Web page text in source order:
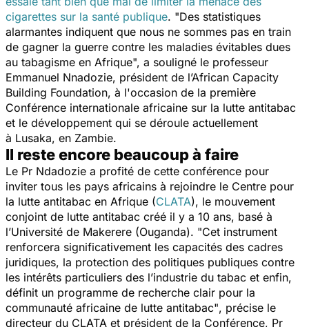
cigarettes sur la santé publique. "Des statistiques
alarmantes indiquent que nous ne sommes pas en train
de gagner la guerre contre les maladies évitables dues
au tabagisme en Afrique", a souligné le professeur
Emmanuel Nnadozie, président de l’African Capacity
Building Foundation, à l'occasion de la première
Conférence internationale africaine sur la lutte antitabac
et le développement qui se déroule actuellement
à Lusaka, en Zambie.
Il reste encore beaucoup à faire
Le Pr Ndadozie a profité de cette conférence pour
inviter tous les pays africains à rejoindre le Centre pour
la lutte antitabac en Afrique (CLATA), le mouvement
conjoint de lutte antitabac créé il y a 10 ans, basé à
l’Université de Makerere (Ouganda). "Cet instrument
renforcera significativement les capacités des cadres
juridiques, la protection des politiques publiques contre
les intérêts particuliers des l’industrie du tabac et enfin,
définit un programme de recherche clair pour la
communauté africaine de lutte antitabac", précise le
directeur du CLATA et président de la Conférence, Pr